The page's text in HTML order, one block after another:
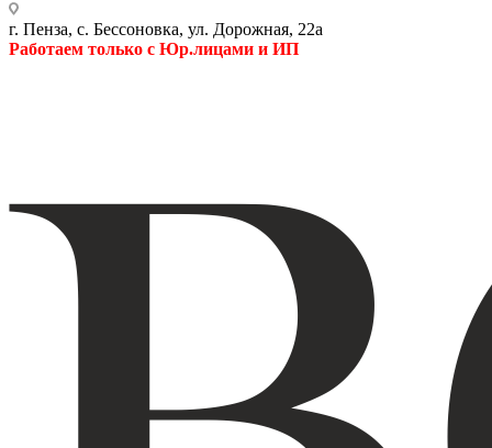
г. Пенза, с. Бессоновка, ул. Дорожная, 22а
Работаем только с Юр.лицами и ИП